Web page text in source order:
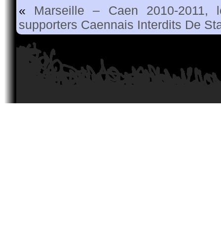
« Marseille – Caen 2010-2011,
supporters Caennais Interdits De